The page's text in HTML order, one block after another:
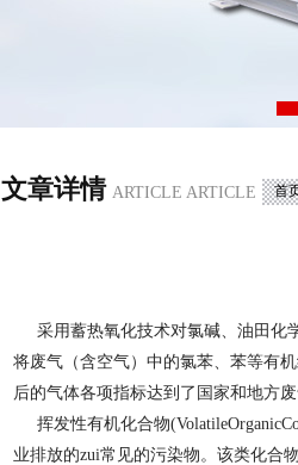
文章详情 ARTICLE ARTICLE 首
采用蓄热氧化技术对氯碱、油田化
将废气（含空气）中的氯苯、苯等有
后的气体各项指标达到了国家和地方
挥发性有机化合物
业排放的zui常见的污染物。该类化合